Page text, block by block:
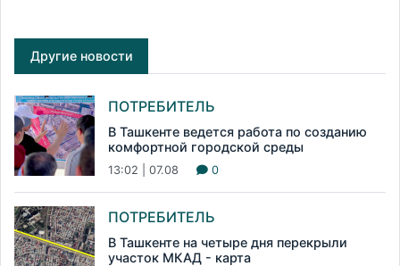
Другие новости
ПОТРЕБИТЕЛЬ
В Ташкенте ведется работа по созданию
комфортной городской среды
13:02 | 07.08 0
ПОТРЕБИТЕЛЬ
В Ташкенте на четыре дня перекрыли
участок МКАД - карта